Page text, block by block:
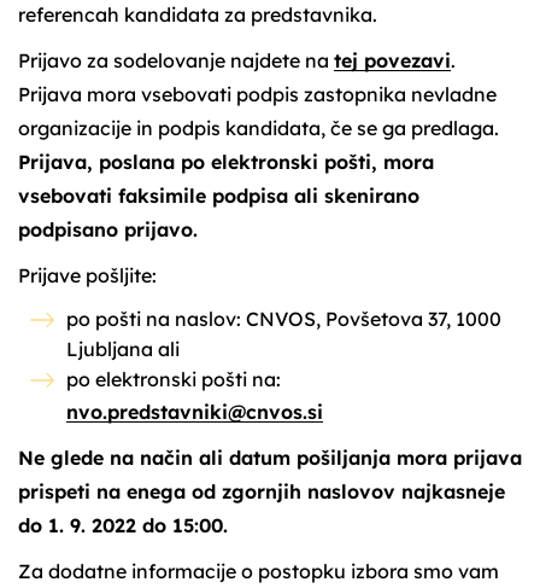
referencah kandidata za predstavnika.
Prijavo za sodelovanje najdete na tej povezavi.
Prijava mora vsebovati podpis zastopnika nevladne
organizacije in podpis kandidata, če se ga predlaga.
Prijava, poslana po elektronski pošti, mora
vsebovati faksimile podpisa ali skenirano
podpisano prijavo.
Prijave pošljite:
po pošti na naslov: CNVOS, Povšetova 37, 1000
Ljubljana ali
po elektronski pošti na:
nvo.predstavniki@cnvos.si
Ne glede na način ali datum pošiljanja mora prijava
prispeti na enega od zgornjih naslovov najkasneje
do 1. 9. 2022 do 15:00.
Za dodatne informacije o postopku izbora smo vam